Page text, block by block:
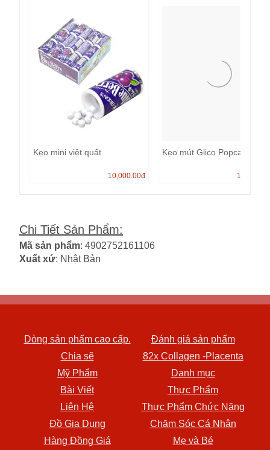
Kẹo mini việt quất
10,000.00đ
Kẹo mút Glico Popcan
13,000.00
Chi Tiết Sản Phẩm:
Mã sản phẩm: 4902752161106
Xuất xứ: Nhật Bản
Dòng sản phẩm cao cấp.
Đánh giá sản phẩm
Chia sẽ
82x Collagen -Placenta
Mỹ Phẩm
Danh mục
Bài Viết
Thực Phẩm
Liên Hệ
Thực Phẩm Chức Năng
Đồ Gia Dụng
Chăm Sóc Cá Nhân
Hàng Đồng Giá
Mẹ và Bé